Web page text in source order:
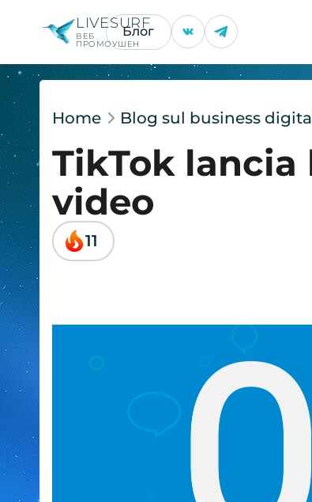
LIVESURF
ВЕБ
ПРОМОУШЕН
Блог
Home Blog sul business
TikTok lancia
video
11